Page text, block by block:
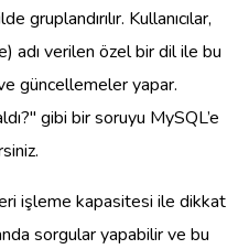
Kullanıcılar,
adı verilen özel bir dil ile bu
güncellemeler yapar.
gibi bir soruyu MySQL’e
işleme kapasitesi ile dikkat
sorgular yapabilir ve bu